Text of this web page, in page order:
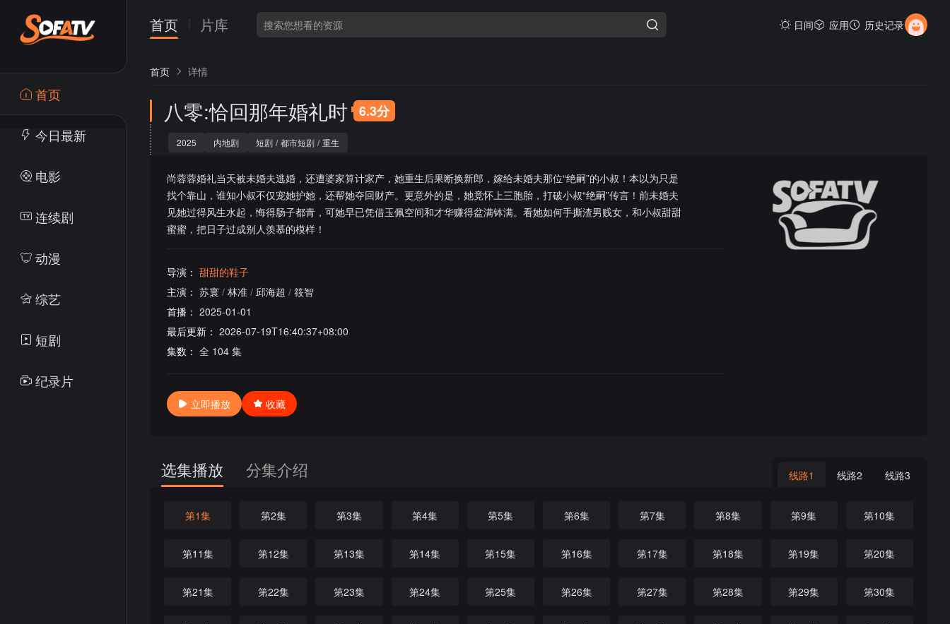
首页
今日最新
电影
连续剧
动漫
综艺
短剧
纪录片
首页 片库 日间 应用 历史记录
首页 详情
八零:恰回那年婚礼时 6.3分
2025 内地剧 短剧 / 都市短剧 / 重生
尚蓉蓉婚礼当天被未婚夫逃婚，还遭婆家算计家产，她重生后果断换新郎，嫁给未婚夫那位“绝嗣”的小叔！本以为只是
找个靠山，谁知小叔不仅宠她护她，还帮她夺回财产。更意外的是，她竟怀上三胞胎，打破小叔“绝嗣”传言！前未婚夫
见她过得风生水起，悔得肠子都青，可她早已凭借玉佩空间和才华赚得盆满钵满。看她如何手撕渣男贱女，和小叔甜甜
蜜蜜，把日子过成别人羡慕的模样！
导演： 甜甜的鞋子
主演： 苏寰 / 林准 / 邱海超 / 筱智
首播： 2025-01-01
最后更新： 2026-07-19T16:40:37+08:00
集数： 全 104 集
立即播放 收藏
选集播放 分集介绍 线路1 线路2 线路3
第1集 第2集 第3集 第4集 第5集 第6集 第7集 第8集 第9集 第10集
第11集 第12集 第13集 第14集 第15集 第16集 第17集 第18集 第19集 第20集
第21集 第22集 第23集 第24集 第25集 第26集 第27集 第28集 第29集 第30集